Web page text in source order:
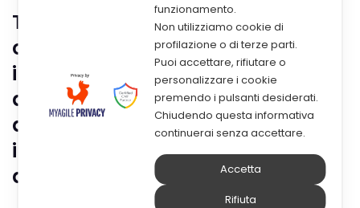
Tag:
progettoI know; start up;
open innovation; pmi; open
innovation service lab;
acceleratore start up;
acceleratore d’imprese;
incubatori d’impresa; incubatori
aziende
funzionamento.
Non utilizziamo cookie di
profilazione o di terze parti.
Puoi accettare, rifiutare o
personalizzare i cookie
premendo i pulsanti desiderati.
Chiudendo questa informativa
continuerai senza accettare.
Accetta
Rifiuta